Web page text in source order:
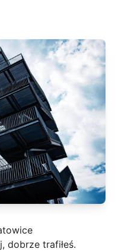
dobrze trafiłeś.